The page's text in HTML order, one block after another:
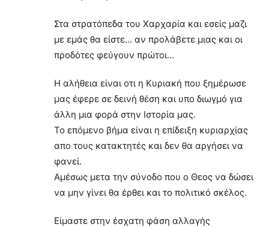
Στα στρατόπεδα του Χαρχαρία και εσείς μαζι
με εμάς θα είστε… αν προλάβετε μιας και οι
προδότες φεύγουν πρώτοι…
Η αλήθεια είναι οτι η Κυριακή που ξημέρωσε
μας έφερε σε δεινή θέση και υπο διωγμό για
άλλη μια φορά στην Ιστορία μας.
Το επόμενο βήμα είναι η επίδειξη κυριαρχίας
απο τους κατακτητές και δεν θα αργήσει να
φανεί.
Αμέσως μετα την σύνοδο που ο Θεος να δώσει
να μην γίνει θα έρθει και το πολιτικό σκέλος.
Είμαστε στην έσχατη φάση αλλαγής